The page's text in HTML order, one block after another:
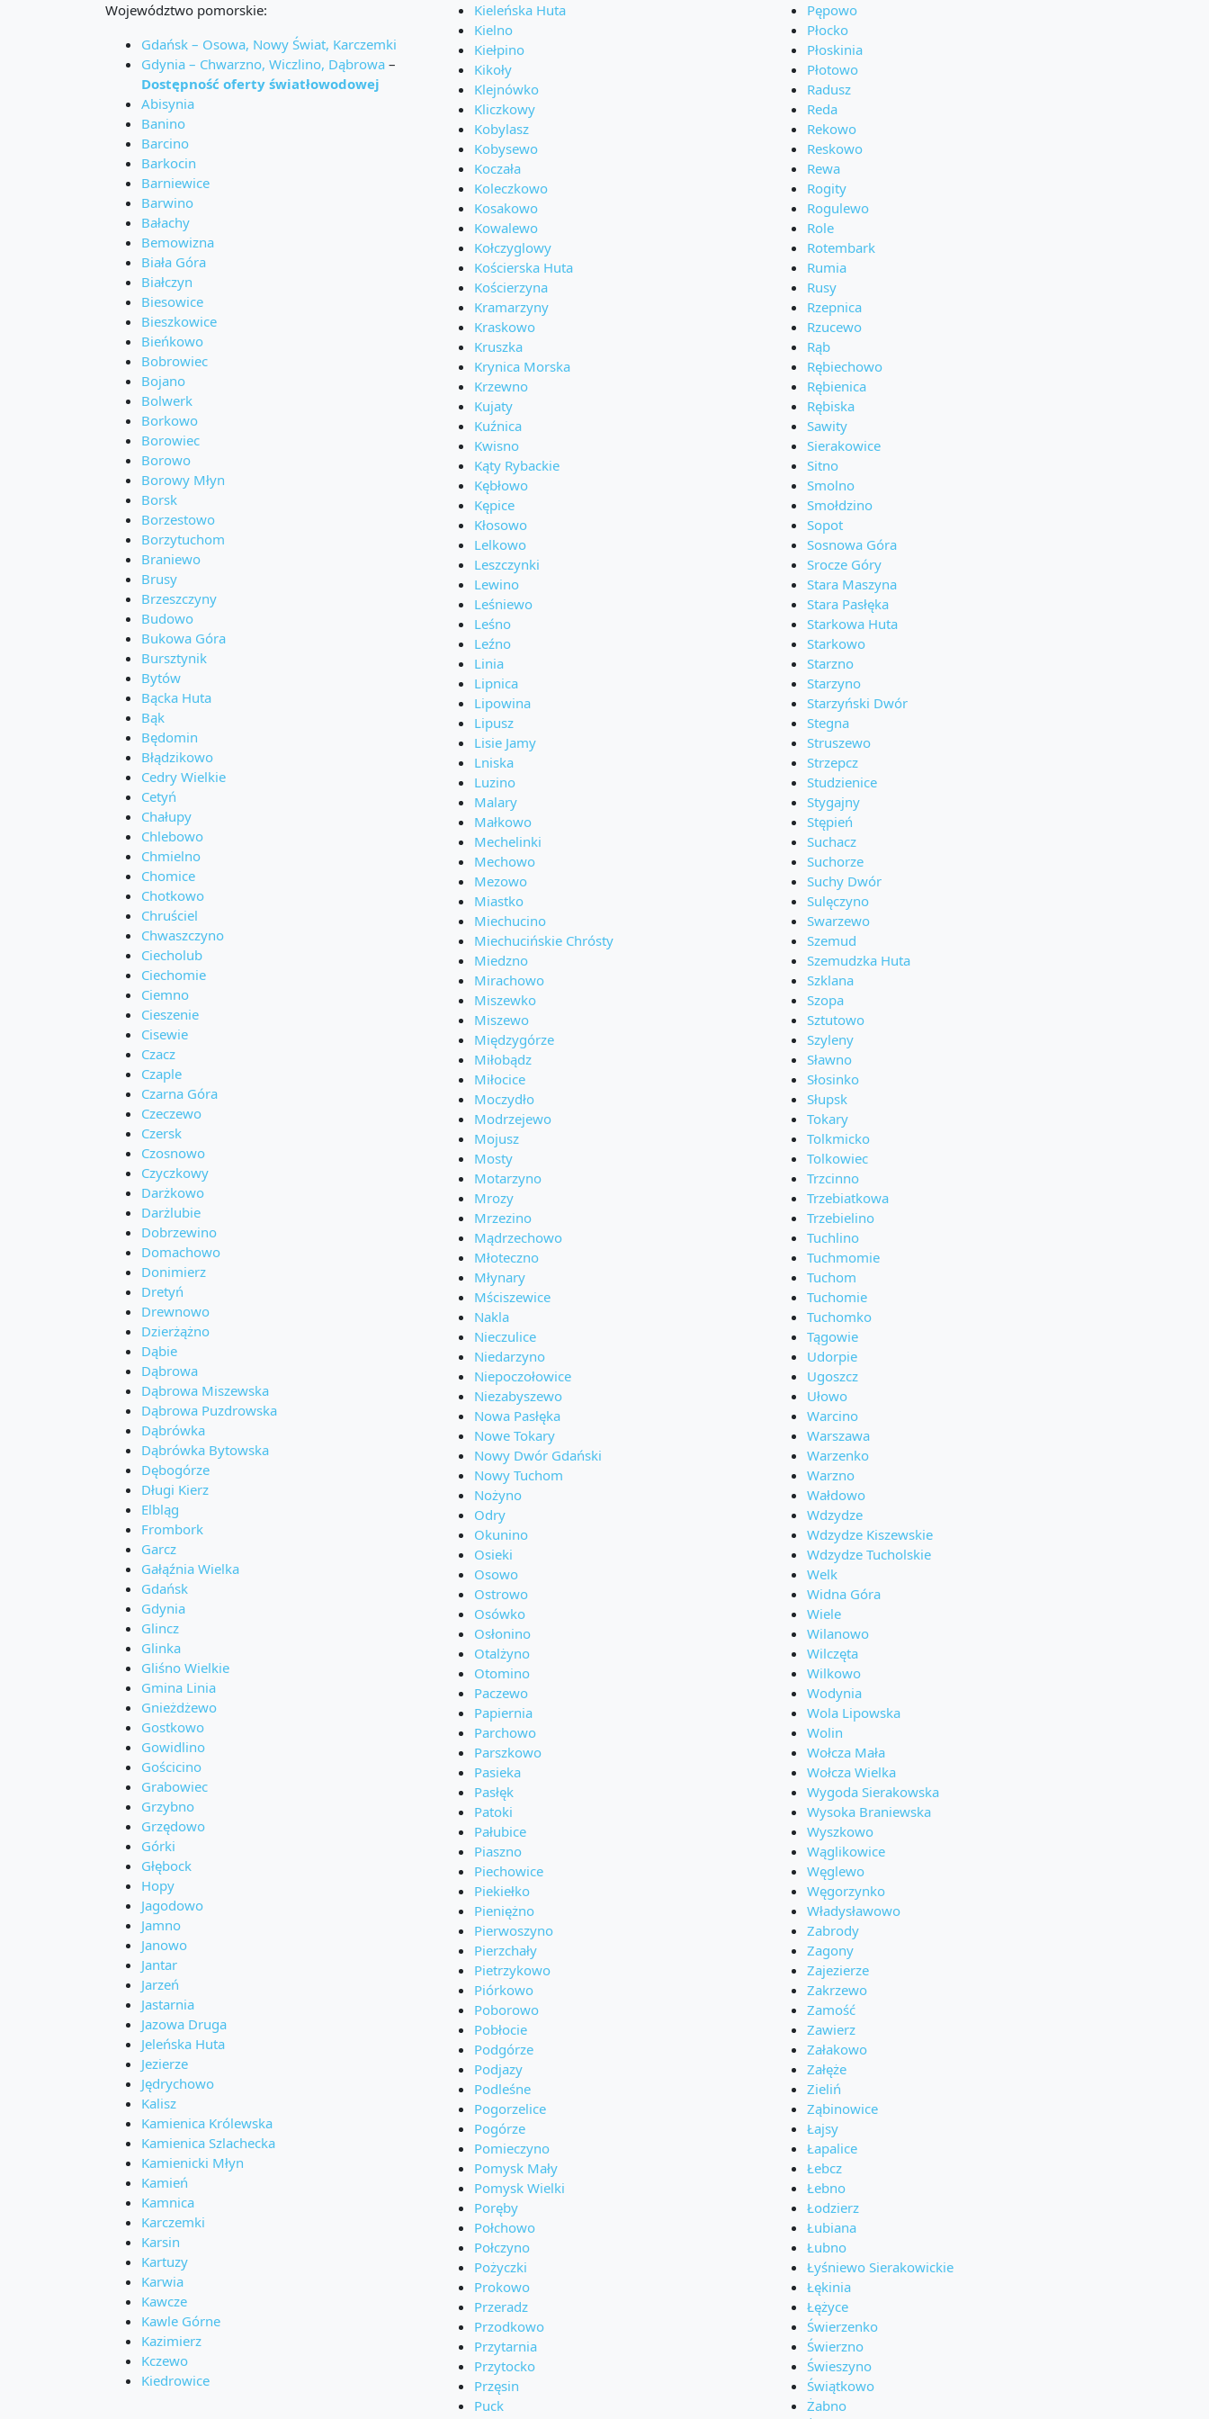
Województwo pomorskie:
Gdańsk – Osowa, Nowy Świat, Karczemki
Gdynia – Chwarzno, Wiczlino, Dąbrowa –
Dostępność oferty światłowodowej
Abisynia
Banino
Barcino
Barkocin
Barniewice
Barwino
Bałachy
Bemowizna
Biała Góra
Białczyn
Biesowice
Bieszkowice
Bieńkowo
Bobrowiec
Bojano
Bolwerk
Borkowo
Borowiec
Borowo
Borowy Młyn
Borsk
Borzestowo
Borzytuchom
Braniewo
Brusy
Brzeszczyny
Budowo
Bukowa Góra
Bursztynik
Bytów
Bącka Huta
Bąk
Będomin
Błądzikowo
Cedry Wielkie
Cetyń
Chałupy
Chlebowo
Chmielno
Chomice
Chotkowo
Chruściel
Chwaszczyno
Ciecholub
Ciechomie
Ciemno
Cieszenie
Cisewie
Czacz
Czaple
Czarna Góra
Czeczewo
Czersk
Czosnowo
Czyczkowy
Darżkowo
Darżlubie
Dobrzewino
Domachowo
Donimierz
Dretyń
Drewnowo
Dzierżążno
Dąbie
Dąbrowa
Dąbrowa Miszewska
Dąbrowa Puzdrowska
Dąbrówka
Dąbrówka Bytowska
Dębogórze
Długi Kierz
Elbląg
Frombork
Garcz
Gałąźnia Wielka
Gdańsk
Gdynia
Glincz
Glinka
Gliśno Wielkie
Gmina Linia
Gnieżdżewo
Gostkowo
Gowidlino
Gościcino
Grabowiec
Grzybno
Grzędowo
Górki
Głębock
Hopy
Jagodowo
Jamno
Janowo
Jantar
Jarzeń
Jastarnia
Jazowa Druga
Jeleńska Huta
Jezierze
Jędrychowo
Kalisz
Kamienica Królewska
Kamienica Szlachecka
Kamienicki Młyn
Kamień
Kamnica
Karczemki
Karsin
Kartuzy
Karwia
Kawcze
Kawle Górne
Kazimierz
Kczewo
Kiedrowice
Kieleńska Huta
Kielno
Kiełpino
Kikoły
Klejnówko
Kliczkowy
Kobylasz
Kobysewo
Koczała
Koleczkowo
Kosakowo
Kowalewo
Kołczyglowy
Kościerska Huta
Kościerzyna
Kramarzyny
Kraskowo
Kruszka
Krynica Morska
Krzewno
Kujaty
Kuźnica
Kwisno
Kąty Rybackie
Kębłowo
Kępice
Kłosowo
Lelkowo
Leszczynki
Lewino
Leśniewo
Leśno
Leźno
Linia
Lipnica
Lipowina
Lipusz
Lisie Jamy
Lniska
Luzino
Malary
Małkowo
Mechelinki
Mechowo
Mezowo
Miastko
Miechucino
Miechucińskie Chrósty
Miedzno
Mirachowo
Miszewko
Miszewo
Międzygórze
Miłobądz
Miłocice
Moczydło
Modrzejewo
Mojusz
Mosty
Motarzyno
Mrozy
Mrzezino
Mądrzechowo
Młoteczno
Młynary
Mściszewice
Nakla
Nieczulice
Niedarzyno
Niepoczołowice
Niezabyszewo
Nowa Pasłęka
Nowe Tokary
Nowy Dwór Gdański
Nowy Tuchom
Nożyno
Odry
Okunino
Osieki
Osowo
Ostrowo
Osówko
Osłonino
Otalżyno
Otomino
Paczewo
Papiernia
Parchowo
Parszkowo
Pasieka
Pasłęk
Patoki
Pałubice
Piaszno
Piechowice
Piekiełko
Pieniężno
Pierwoszyno
Pierzchały
Pietrzykowo
Piórkowo
Poborowo
Pobłocie
Podgórze
Podjazy
Podleśne
Pogorzelice
Pogórze
Pomieczyno
Pomysk Mały
Pomysk Wielki
Poręby
Połchowo
Połczyno
Pożyczki
Prokowo
Przeradz
Przodkowo
Przytarnia
Przytocko
Przęsin
Puck
Pępowo
Płocko
Płoskinia
Płotowo
Radusz
Reda
Rekowo
Reskowo
Rewa
Rogity
Rogulewo
Role
Rotembark
Rumia
Rusy
Rzepnica
Rzucewo
Rąb
Rębiechowo
Rębienica
Rębiska
Sawity
Sierakowice
Sitno
Smolno
Smołdzino
Sopot
Sosnowa Góra
Srocze Góry
Stara Maszyna
Stara Pasłęka
Starkowa Huta
Starkowo
Starzno
Starzyno
Starzyński Dwór
Stegna
Struszewo
Strzepcz
Studzienice
Stygajny
Stępień
Suchacz
Suchorze
Suchy Dwór
Sulęczyno
Swarzewo
Szemud
Szemudzka Huta
Szklana
Szopa
Sztutowo
Szyleny
Sławno
Słosinko
Słupsk
Tokary
Tolkmicko
Tolkowiec
Trzcinno
Trzebiatkowa
Trzebielino
Tuchlino
Tuchmomie
Tuchom
Tuchomie
Tuchomko
Tągowie
Udorpie
Ugoszcz
Ułowo
Warcino
Warszawa
Warzenko
Warzno
Wałdowo
Wdzydze
Wdzydze Kiszewskie
Wdzydze Tucholskie
Welk
Widna Góra
Wiele
Wilanowo
Wilczęta
Wilkowo
Wodynia
Wola Lipowska
Wolin
Wołcza Mała
Wołcza Wielka
Wygoda Sierakowska
Wysoka Braniewska
Wyszkowo
Wąglikowice
Węglewo
Węgorzynko
Władysławowo
Zabrody
Zagony
Zajezierze
Zakrzewo
Zamość
Zawierz
Załakowo
Załęże
Zieliń
Ząbinowice
Łajsy
Łapalice
Łebcz
Łebno
Łodzierz
Łubiana
Łubno
Łyśniewo Sierakowickie
Łękinia
Łężyce
Świerzenko
Świerzno
Świeszyno
Świątkowo
Żabno